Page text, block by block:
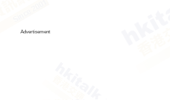
Advertisement